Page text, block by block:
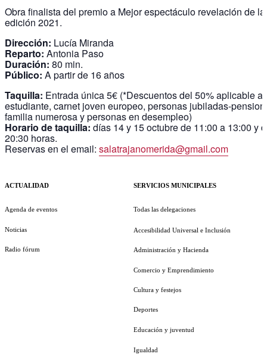
Obra finalista del premio a Mejor espectáculo revelación de
edición 2021.
Dirección: Lucía Miranda
Reparto: Antonia Paso
Duración: 80 min.
Público: A partir de 16 años
Taquilla: Entrada única 5€ (*Descuentos del 50% aplicable
estudiante, carnet joven europeo, personas jubiladas-
familia numerosa y personas en desempleo)
Horario de taquilla: días 14 y 15 octubre de 11:00 a 13:00 y
20:30 horas.
Reservas en el email: salatrajanomerida@gmail.com
ACTUALIDAD
Agenda de eventos
Noticias
Radio fórum
SERVICIOS MUNICIPALES
Todas las delegaciones
Accesibilidad Universal e Inclusión
Administración y Hacienda
Comercio y Emprendimiento
Cultura y festejos
Deportes
Educación y juventud
Igualdad